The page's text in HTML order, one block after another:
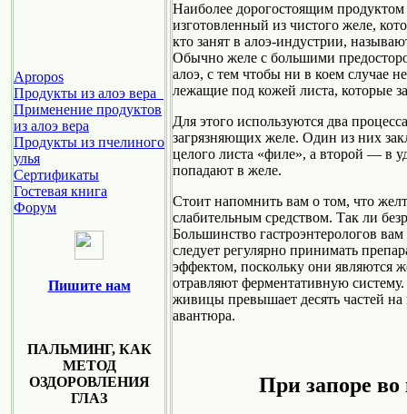
Apropos
Продукты из алоэ вера
Применение продуктов
из алоэ вера
Продукты из пчелиного
улья
Cертификаты
Гостевая книга
Форум
Пишите нам
ПАЛЬМИНГ, КАК
МЕТОД
ОЗДОРОВЛЕНИЯ
ГЛАЗ
Наиболее дорогостоящим продуктом
изготовленный из чистого желе,
кто занят в алоэ-индустрии,
Обычно желе с большими
алоэ, с тем чтобы ни в коем случае
лежащие под кожей листа, которые
Для этого используются два
загрязняющих желе. Один из них
целого листа «филе», а второй — в
попадают в желе.
Стоит напомнить вам о том, что
слабительным средством. Так ли
Большинство гастроэнтерологов
следует регулярно принимать
эффектом, поскольку они являются
отравляют ферментативную
живицы превышает десять частей
авантюра.
При запоре